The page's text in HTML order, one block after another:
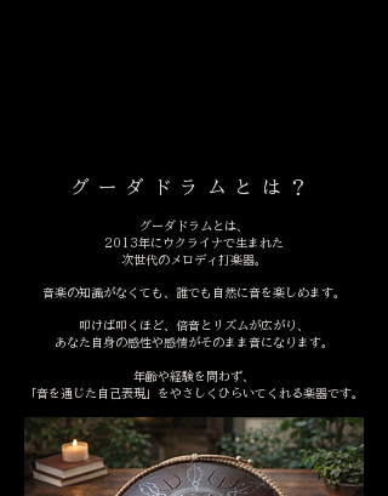
グーダドラムとは？
グーダドラムとは、
2013年にウクライナで生まれた
次世代のメロディ打楽器。
音楽の知識がなくても、誰でも自然に音を楽しめます。
叩けば叩くほど、倍音とリズムが広がり、
あなた自身の感性や感情がそのまま音になります。
年齢や経験を問わず、
「音を通じた自己表現」をやさしくひらいてくれる楽器です。